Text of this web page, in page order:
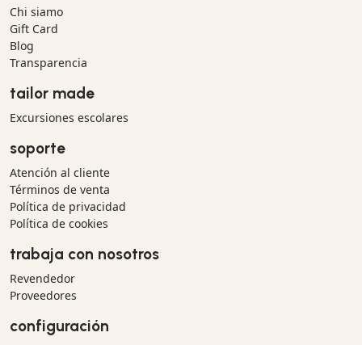
Chi siamo
Gift Card
Blog
Transparencia
tailor made
Excursiones escolares
soporte
Atención al cliente
Términos de venta
Política de privacidad
Política de cookies
trabaja con nosotros
Revendedor
Proveedores
configuración